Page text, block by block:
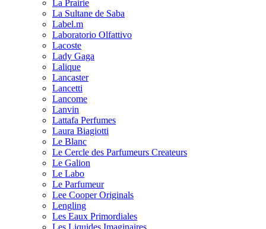
La Prairie
La Sultane de Saba
Label.m
Laboratorio Olfattivo
Lacoste
Lady Gaga
Lalique
Lancaster
Lancetti
Lancome
Lanvin
Lattafa Perfumes
Laura Biagiotti
Le Blanc
Le Cercle des Parfumeurs Createurs
Le Galion
Le Labo
Le Parfumeur
Lee Cooper Originals
Lengling
Les Eaux Primordiales